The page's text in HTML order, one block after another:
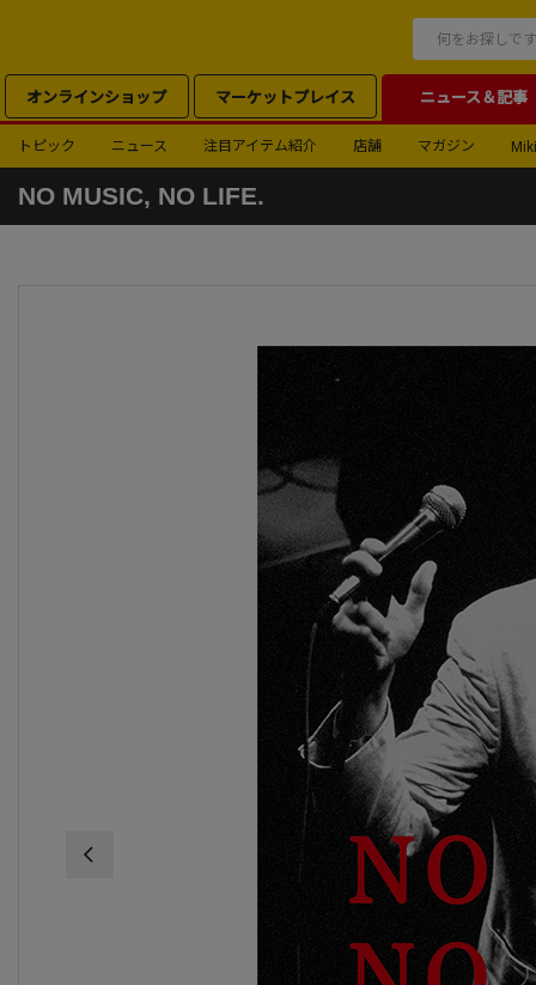
オンラインショップ マーケットプレイス ニュース＆記事
トピック ニュース 注目アイテム紹介 店舗 マガジン
NO MUSIC, NO LIFE.